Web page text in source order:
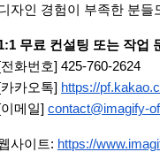
자인 경험이 부족한 분들
무료 컨설팅 또는 작업
[전화번호] 425-760-2624
[카카오톡] https://
[이메일] contact@imagify-
사이트: https://